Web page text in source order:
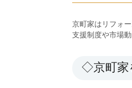
京町家はリフォ
支援制度や市場
◇京町家